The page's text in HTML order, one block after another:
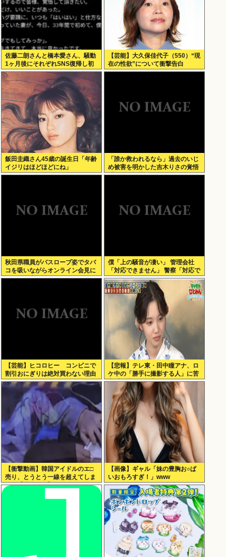
佐藤二朗さんと橋本愛さん、騒動
1ヶ月後にそれぞれSNS復帰し初
ツイートが出揃う
【芸能】大久保佳代子（550）“現
在の性欲”について衝撃告白
飯田圭織さん45歳の誕生日「年齢
イジリはほどほどにね」
「誰か救われるなら」過去のいじ
め被害を明かした吉木りさの覚悟
「つらい記憶は浄化できた。子ど
秋田県職員がバスローブ姿でタバ
コを吸いながらオンライン会見に
どこのお貴族様だよw
僕「上の騒音が凄い」 管理会社
「対応できません」 警察「対応で
きません」
【芸能】ヒコロヒー コンビニで
割引おにぎりは絶対買わない理由
【悲報】テレ東・田中瞳アナ、ロ
ケ中の「勝手に撮影する人」に苦
言「面識のない方にカメラを向け
られるのは恐怖」
【衝撃動画】韓国アイドルのエ□
売り、とうとう一線を超えてしま
う！【乳首あり】
【画像】ギャル「妹の豊胸お○ぱ
いおもろすぎ！」www